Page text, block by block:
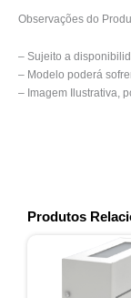
Observações do
– Sujeito a
– Modelo poderá
– Imagem Ilustrativa,
Produtos